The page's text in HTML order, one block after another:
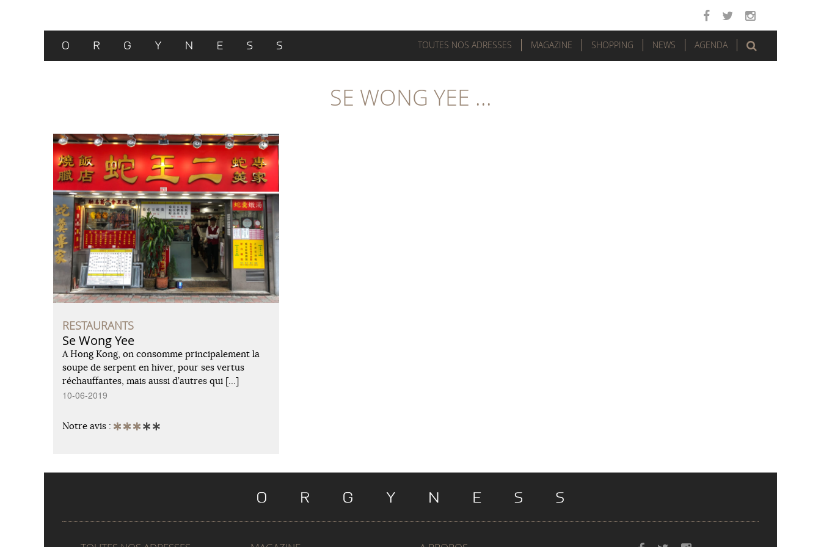
TOUTES NOS ADRESSES MAGAZINE SHOPPING NEWS AGENDA
SE WONG YEE ...
RESTAURANTS
Se Wong Yee
A Hong Kong, on consomme principalement la
soupe de serpent en hiver, pour ses vertus
réchauffantes, mais aussi d’autres qui […]
10-06-2019
Notre avis :